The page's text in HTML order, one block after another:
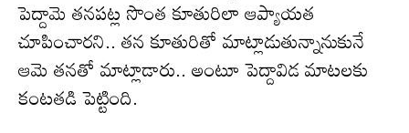
పెద్దామె తనపట్ల సొంత కూతురిలా ఆప్యాయత
చూపించారని.. తన కూతురితో మాట్లాడుతున్నానుకునే
ఆమె తనతో మాట్లాడారు.. అంటూ పెద్దావిడ మాటలకు
కంటతడి పెట్టింది.